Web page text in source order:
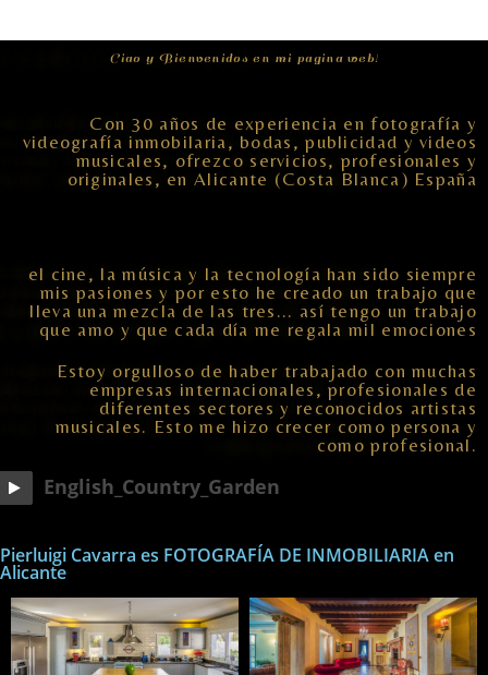
Ciao y Bienvenidos en mi pagina web!
Con 30 años de experiencia en fotografía y
videografía inmobilaria, bodas, publicidad y videos
musicales, ofrezco servicios, profesionales y
originales, en Alicante (Costa Blanca) España
el cine, la música y la tecnología han sido siempre
mis pasiones y por esto he creado un trabajo que
lleva una mezcla de las tres... así tengo un trabajo
que amo y que cada día me regala mil emociones
Estoy orgulloso de haber trabajado con muchas
empresas internacionales, profesionales de
diferentes sectores y reconocidos artistas
musicales. Esto me hizo crecer como persona y
como profesional.
English_Country_Garden
Pierluigi Cavarra es FOTOGRAFÍA DE INMOBILIARIA en
Alicante